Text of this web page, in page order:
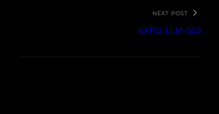
NEXT POST
EXPO-LLM-S03